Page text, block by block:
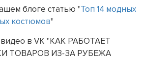
блоге статью "Топ 14 модных
костюмов"
в VK "КАК РАБОТАЕТ
ТОВАРОВ ИЗ-ЗА РУБЕЖА